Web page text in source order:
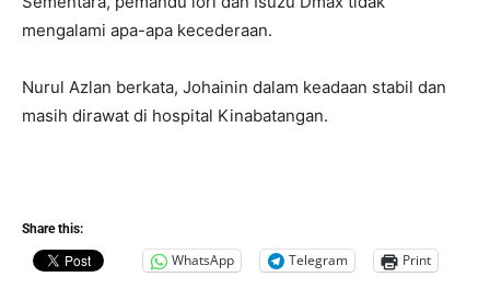
mengalami apa-apa kecederaan.
Nurul Azlan berkata, Johainin dalam keadaan stabil dan
masih dirawat di hospital Kinabatangan.
Share this:
WhatsApp Telegram Print